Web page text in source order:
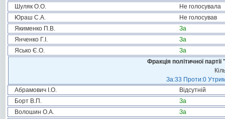
Шуляк О.О.
Не голосувала
Юраш С.А.
Не голосував
Якименко П.В.
За
Янченко Г.І.
За
Ясько Є.О.
За
Фракція політичної
За:33 Проти:0
Абрамович І.О.
Відсутній
Борт В.П.
За
Волошин О.А.
За